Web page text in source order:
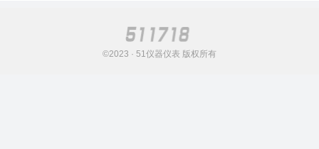
©2023 · 51仪器仪表 版权所有